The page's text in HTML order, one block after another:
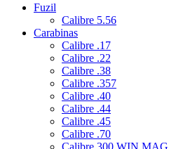
Fuzil
Calibre 5.56
Carabinas
Calibre .17
Calibre .22
Calibre .38
Calibre .357
Calibre .40
Calibre .44
Calibre .45
Calibre .70
Calibre 300 WIN MAG